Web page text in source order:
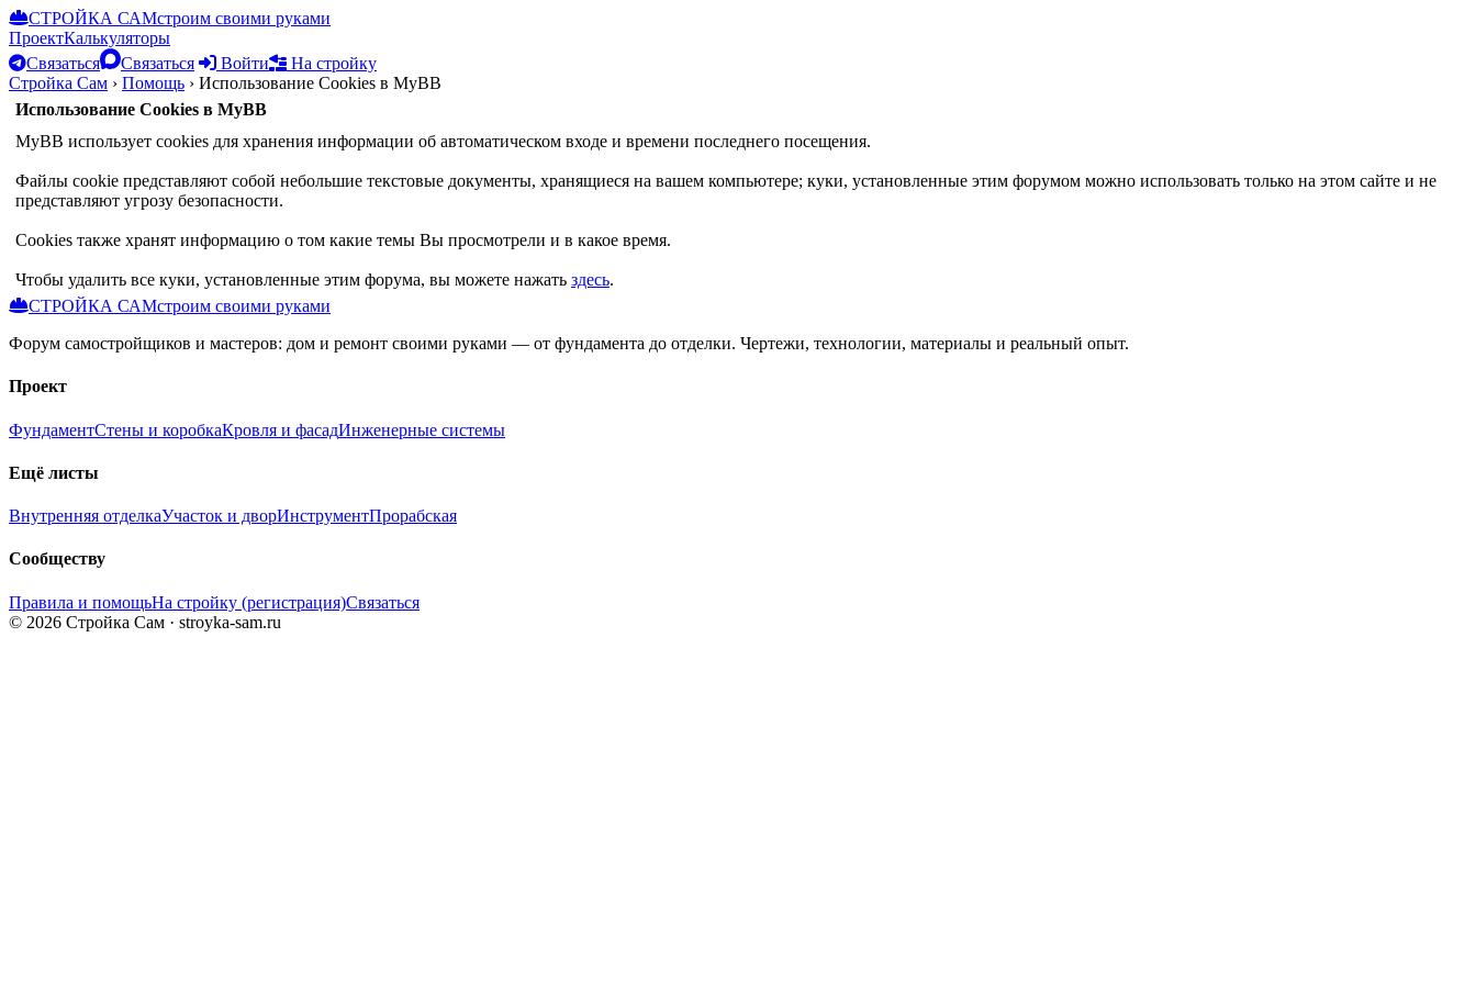
СТРОЙКА САМстроим своими руками
ПроектКалькуляторы
Связаться
Связаться Войти
На стройку
Стройка Сам › Помощь › Использование Cookies в MyBB
Использование Cookies в MyBB
MyBB использует cookies для хранения информации об автоматическом входе и времени последнего посещения.
Файлы cookie представляют собой небольшие текстовые документы, хранящиеся на вашем компьютере; куки, установленные этим форумом можно использовать только на этом сайте и не
представляют угрозу безопасности.
Cookies также хранят информацию о том какие темы Вы просмотрели и в какое время.
Чтобы удалить все куки, установленные этим форума, вы можете нажать здесь.
СТРОЙКА САМстроим своими руками
Форум самостройщиков и мастеров: дом и ремонт своими руками — от фундамента до отделки. Чертежи, технологии, материалы и реальный опыт.
Проект
ФундаментСтены и коробкаКровля и фасадИнженерные системы
Ещё листы
Внутренняя отделкаУчасток и дворИнструментПрорабская
Сообществу
Правила и помощьНа стройку (регистрация)Связаться
© 2026 Стройка Сам · stroyka-sam.ru